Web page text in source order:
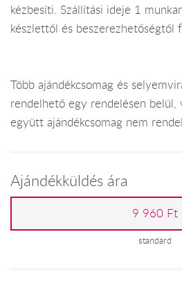
kézbesíti. Szállítási ideje 1
készlettől és beszerezhetőségtől
Több ajándékcsomag és
rendelhető egy rendelésen belül,
együtt ajándékcsomag nem
Ajándékküldés ára
9 960 Ft
standard